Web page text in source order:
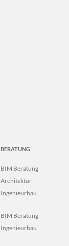
BERATUNG
BIM Beratung
Architektur
Ingenieurbau
BIM Beratung
Ingenieurbau